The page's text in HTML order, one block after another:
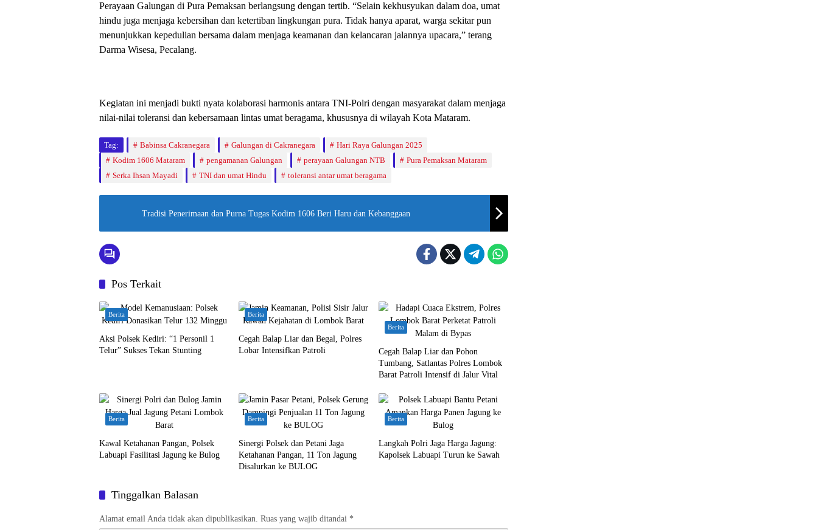
Perayaan Galungan di Pura Pemaksan berlangsung dengan tertib. “Selain kekhusyukan dalam doa, umat
hindu juga menjaga kebersihan dan ketertiban lingkungan pura. Tidak hanya aparat, warga sekitar pun
menunjukkan kepedulian bersama dalam menjaga keamanan dan kelancaran jalannya upacara,” terang
Darma Wisesa, Pecalang.
Kegiatan ini menjadi bukti nyata kolaborasi harmonis antara TNI-Polri dengan masyarakat dalam menjaga
nilai-nilai toleransi dan kebersamaan lintas umat beragama, khususnya di wilayah Kota Mataram.
Tag: Babinsa Cakranegara Galungan di Cakranegara
Hari Raya Galungan 2025
Kodim 1606 Mataram
pengamanan Galungan perayaan Galungan NTB
Pura Pemaksan Mataram
Serka Ihsan Mayadi
TNI dan umat Hindu toleransi antar umat beragama
Tradisi Penerimaan dan Purna Tugas Kodim 1606 Beri Haru dan Kebanggaan
Pos Terkait
Berita
Aksi Polsek Kediri: “1 Personil 1
Telur” Sukses Tekan Stunting
Berita
Cegah Balap Liar dan Begal, Polres
Lobar Intensifkan Patroli
Berita
Cegah Balap Liar dan Pohon
Tumbang, Satlantas Polres Lombok
Barat Patroli Intensif di Jalur Vital
Berita
Kawal Ketahanan Pangan, Polsek
Labuapi Fasilitasi Jagung ke Bulog
Berita
Sinergi Polsek dan Petani Jaga
Ketahanan Pangan, 11 Ton Jagung
Disalurkan ke BULOG
Berita
Langkah Polri Jaga Harga Jagung:
Kapolsek Labuapi Turun ke Sawah
Tinggalkan Balasan
Alamat email Anda tidak akan dipublikasikan. Ruas yang wajib ditandai *